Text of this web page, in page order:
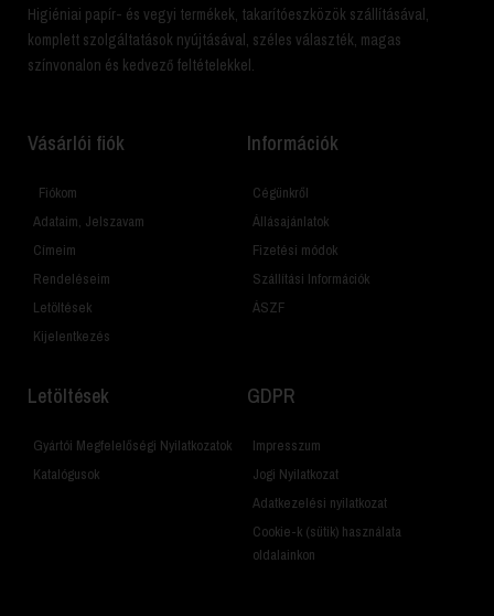
Higiéniai papír- és vegyi termékek, takarítóeszközök szállításával,
komplett szolgáltatások nyújtásával, széles választék, magas
színvonalon és kedvező feltételekkel.
Vásárlói fiók
Fiókom
Adataim, Jelszavam
Címeim
Rendeléseim
Letöltések
Kijelentkezés
Információk
Cégünkről
Állásajánlatok
Fizetési módok
Szállítási Információk
ÁSZF
Letöltések
Gyártói Megfelelőségi Nyilatkozatok
Katalógusok
GDPR
Impresszum
Jogi Nyilatkozat
Adatkezelési nyilatkozat
Cookie-k (sütik) használata
oldalainkon